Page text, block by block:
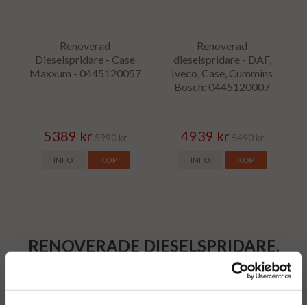
Renoverad
Dieselspridare - Case
Maxxum - 0445120057
5389 kr 5990 kr
INFO KÖP
Renoverad
dieselspridare - DAF,
Iveco, Case, Cummins
Bosch: 0445120007
4939 kr 5490 kr
INFO KÖP
RENOVERADE DIESELSPRIDARE,